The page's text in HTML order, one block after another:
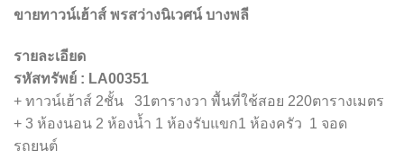
ขายทาวน์เฮ้าส์ พรสว่างนิเวศน์ บางพลี
รายละเอียด
รหัสทรัพย์ : LA00351
+ ทาวน์เฮ้าส์ 2ชั้น 31ตารางวา พื้นที่ใช้สอย 220ตารางเมตร
+ 3 ห้องนอน 2 ห้องน้ำ 1 ห้องรับแขก1 ห้องครัว 1 จอด
รถยนต์